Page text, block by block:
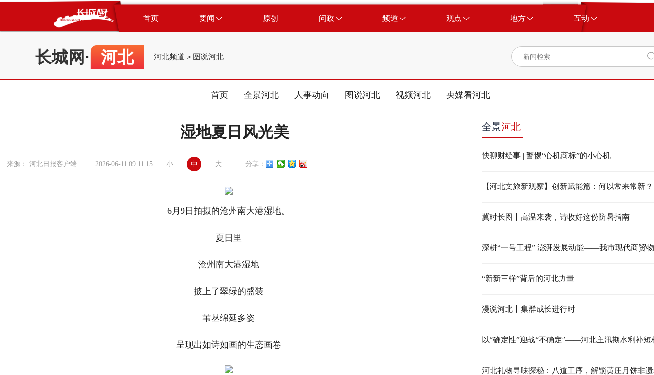
首页 要闻 原创 问政 频道 观点 地方 互动
长城网 · 河北 河北频道 > 图说河北
首页 全景河北 人事动向 图说河北 视频河北 央媒看河北
湿地夏日风光美
来源： 河北日报客户端 2026-06-11 09:11:15 小 中 大 分享：
6月9日拍摄的沧州南大港湿地。
夏日里
沧州南大港湿地
披上了翠绿的盛装
苇丛绵延多姿
呈现出如诗如画的生态画卷
全景河北
快聊财经事 | 警惕“心机商标”的小心机
【河北文旅新观察】创新赋能篇：何以常来常新？
冀时长图丨高温来袭，请收好这份防暑指南
“新新三样”背后的河北力量
漫说河北丨集群成长进行时
以“确定性”迎战“不确定”——河北主汛期水利补短
河北礼物寻味探秘：八道工序，解锁黄庄月饼非